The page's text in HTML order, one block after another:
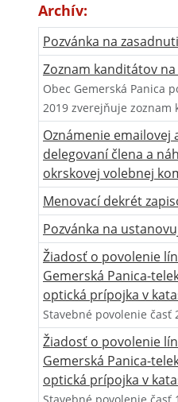
Archív:
Pozvánka na
Zoznam kanditátov
Obec Gemerská Panica
2019 zverejňuje zoznam
Oznámenie emailovej
delegovaní člena a
okrskovej volebnej
Menovací dekrét
Pozvánka na
Žiadosť o povolenie
Gemerská Panica-
optická prípojka v
Stavebné povolenie časť
Žiadosť o povolenie
Gemerská Panica-
optická prípojka v